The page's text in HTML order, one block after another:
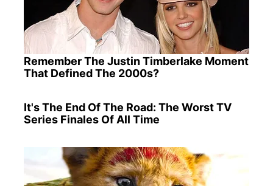
Remember The Justin Timberlake Moment
That Defined The 2000s?
It's The End Of The Road: The Worst TV
Series Finales Of All Time